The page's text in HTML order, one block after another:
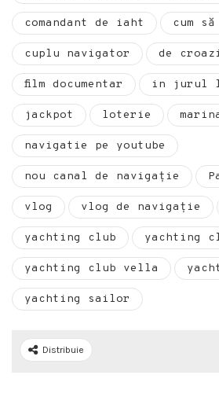
comandant de iaht cum
cuplu navigator de
film documentar in jurul
jackpot loterie
navigatie pe youtube
nou canal de navigație
vlog vlog de navigație
yachting club yachting
yachting club vella
yachting sailor
Distribuie